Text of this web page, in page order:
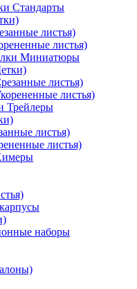
Стандарты
листья)
листья)
Миниатюры
листья)
листья)
Трейлеры
листья)
листья)
наборы